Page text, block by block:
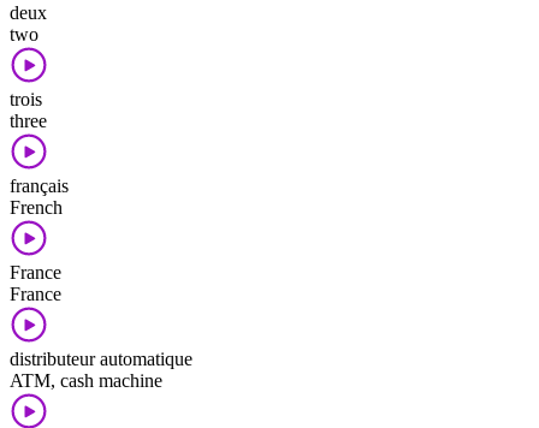
deux
two
trois
three
français
French
France
France
distributeur automatique
ATM, cash machine